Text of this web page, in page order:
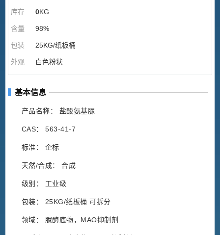
库存 0KG
含量 98%
包装 25KG/纸板桶
外观 白色粉状
基本信息
产品名称： 盐酸氨基脲
CAS： 563-41-7
标准： 企标
天然/合成： 合成
级别： 工业级
包装： 25KG/纸板桶 可拆分
领域： 脲酶底物，MAO抑制剂